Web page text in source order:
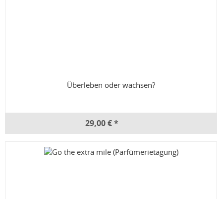
Überleben oder wachsen?
29,00 € *